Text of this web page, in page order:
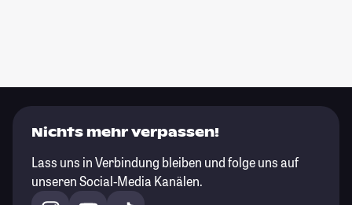
Nichts mehr verpassen!
Lass uns in Verbindung bleiben und folge uns auf
unseren Social-Media Kanälen.